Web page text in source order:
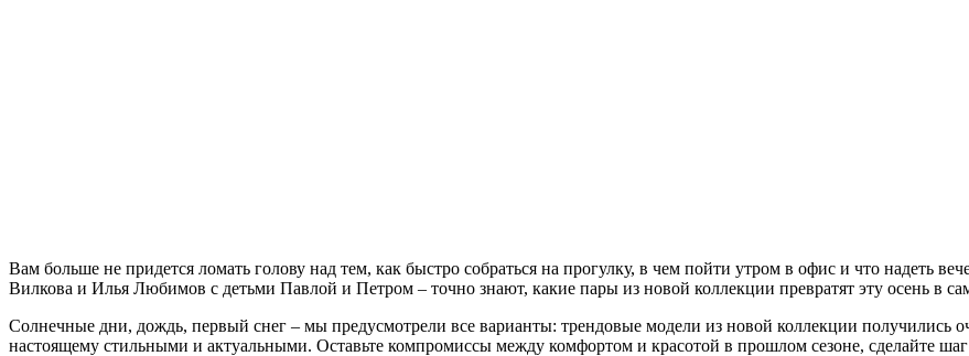
Вам больше не придется ломать голову над тем, как быстро собраться на прогулку, в чем пойти утром в офис и что надеть
Вилкова и Илья Любимов с детьми Павлой и Петром – точно знают, какие пары из новой коллекции превратят эту осень в
Солнечные дни, дождь, первый снег – мы предусмотрели все варианты: трендовые модели из новой коллекции
настоящему стильными и актуальными. Оставьте компромиссы между комфортом и красотой в прошлом сезоне, сделайте